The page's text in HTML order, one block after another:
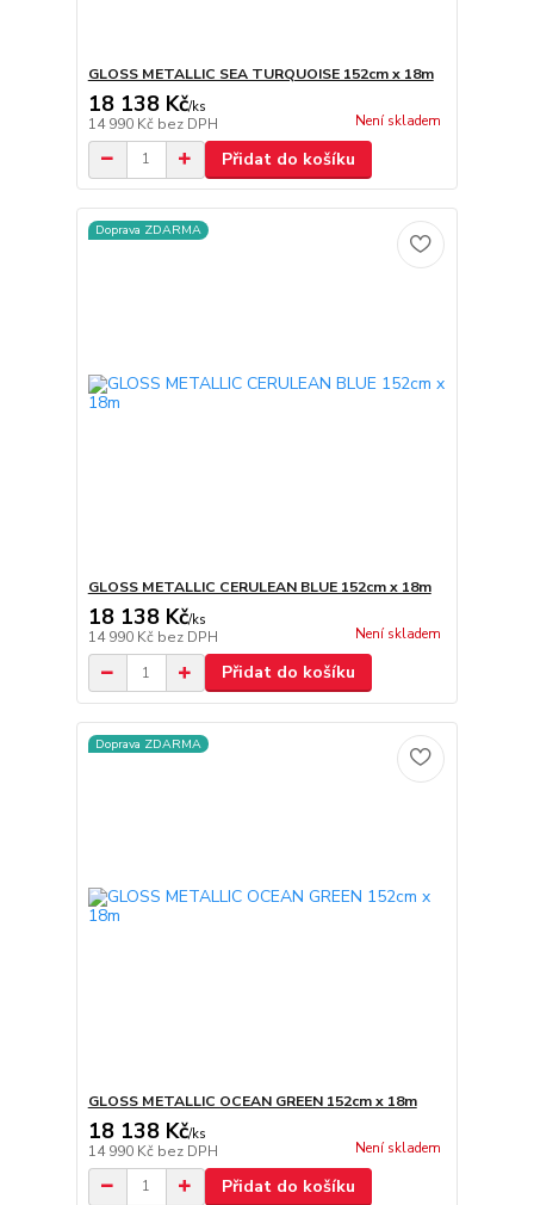
GLOSS METALLIC SEA TURQUOISE 152cm x 18m
18 138 Kč/ks
14 990 Kč bez DPH Není skladem
Přidat do košíku
Doprava ZDARMA
GLOSS METALLIC CERULEAN BLUE 152cm x 18m
18 138 Kč/ks
14 990 Kč bez DPH Není skladem
Přidat do košíku
Doprava ZDARMA
GLOSS METALLIC OCEAN GREEN 152cm x 18m
18 138 Kč/ks
14 990 Kč bez DPH Není skladem
Přidat do košíku